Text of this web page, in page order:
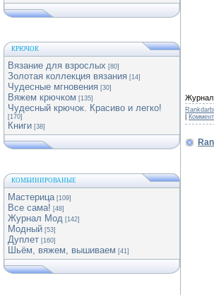
КРЮЧОК
Вязание для взрослых [80]
Золотая коллекция вязания [14]
Чудесные мгновения [30]
Вяжем крючком [135]
Чудесный крючок. Красиво и легко!
[170]
Книги [38]
КОМБИНИРОВАНЫЕ
Мастерица [109]
Все сама! [48]
Журнал Мод [142]
Модный [53]
Дуплет [160]
Шьём, вяжем, вышиваем [41]
Журнал